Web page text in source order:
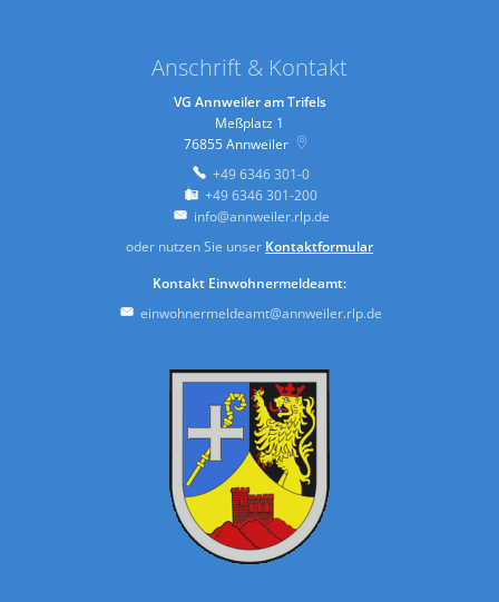
Anschrift & Kontakt
VG Annweiler am Trifels
Meßplatz 1
76855Annweiler
+49 6346 301-0
+49 6346 301-200
info@annweiler.rlp.de
oder nutzen Sie unser Kontaktformular
Kontakt Einwohnermeldeamt:
einwohnermeldeamt@annweiler.rlp.de